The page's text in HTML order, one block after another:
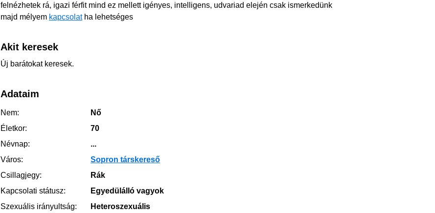
felnézhetek rá, igazi férfit mind ez mellett igényes, intelligens, udvariad elején csak ismerkedünk
majd mélyem kapcsolatha lehetséges
Akit keresek
Új barátokat keresek.
Adataim
Nem:
Nő
Életkor:
70
Névnap:
...
Város:
Sopron társkereső
Csillagjegy:
Rák
Kapcsolati státusz:
Egyedülálló vagyok
Szexuális irányultság:
Heteroszexuális